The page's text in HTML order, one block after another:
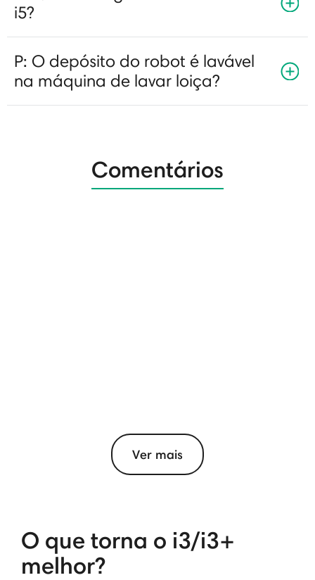
i5?
P: O depósito do robot é lavável
na máquina de lavar loiça?
Comentários
Ver mais
O que torna o i3/i3+
melhor?